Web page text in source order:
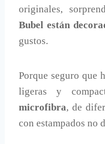
originales,
Bubel están
gustos.
Porque seguro que
ligeras y
microfibra, de
con estampados no